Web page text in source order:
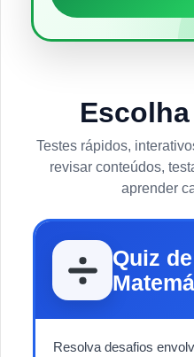
Testes rápidos,
revisar conteúdos,
aprender
Quiz de
Resolva desafios